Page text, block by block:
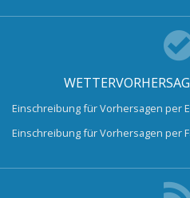
Einschreibung für Vorhersagen per
Einschreibung für Vorhersagen per